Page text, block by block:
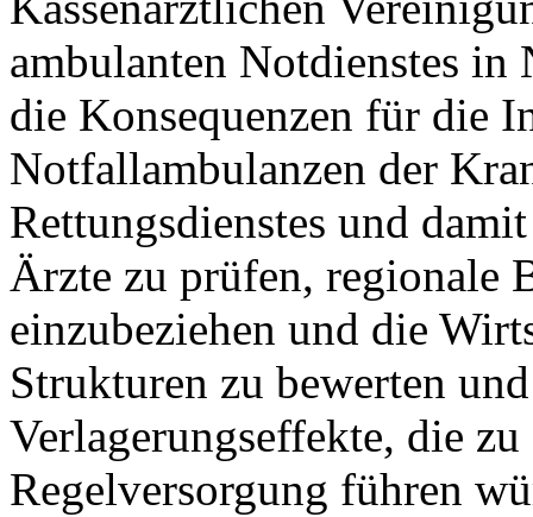
ambulanten Notdienstes
die Konsequenzen für die
Notfallambulanzen der
Rettungsdienstes und
Ärzte zu prüfen, regionale
einzubeziehen und die
Strukturen zu bewerten
Verlagerungseffekte, die
Regelversorgung führen